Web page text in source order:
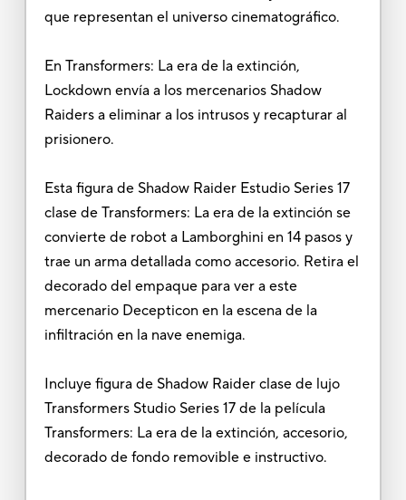
que representan el universo cinematográfico.
En Transformers: La era de la extinción,
Lockdown envía a los mercenarios Shadow
Raiders a eliminar a los intrusos y recapturar al
prisionero.
Esta figura de Shadow Raider Estudio Series 17
clase de Transformers: La era de la extinción se
convierte de robot a Lamborghini en 14 pasos y
trae un arma detallada como accesorio. Retira el
decorado del empaque para ver a este
mercenario Decepticon en la escena de la
infiltración en la nave enemiga.
Incluye figura de Shadow Raider clase de lujo
Transformers Studio Series 17 de la película
Transformers: La era de la extinción, accesorio,
decorado de fondo removible e instructivo.